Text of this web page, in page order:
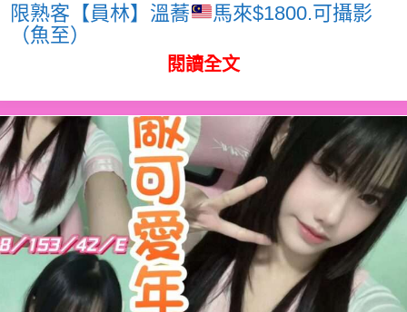
限熟客【員林】溫蕎
馬來$1800.可攝影
（魚至）
閱讀全文